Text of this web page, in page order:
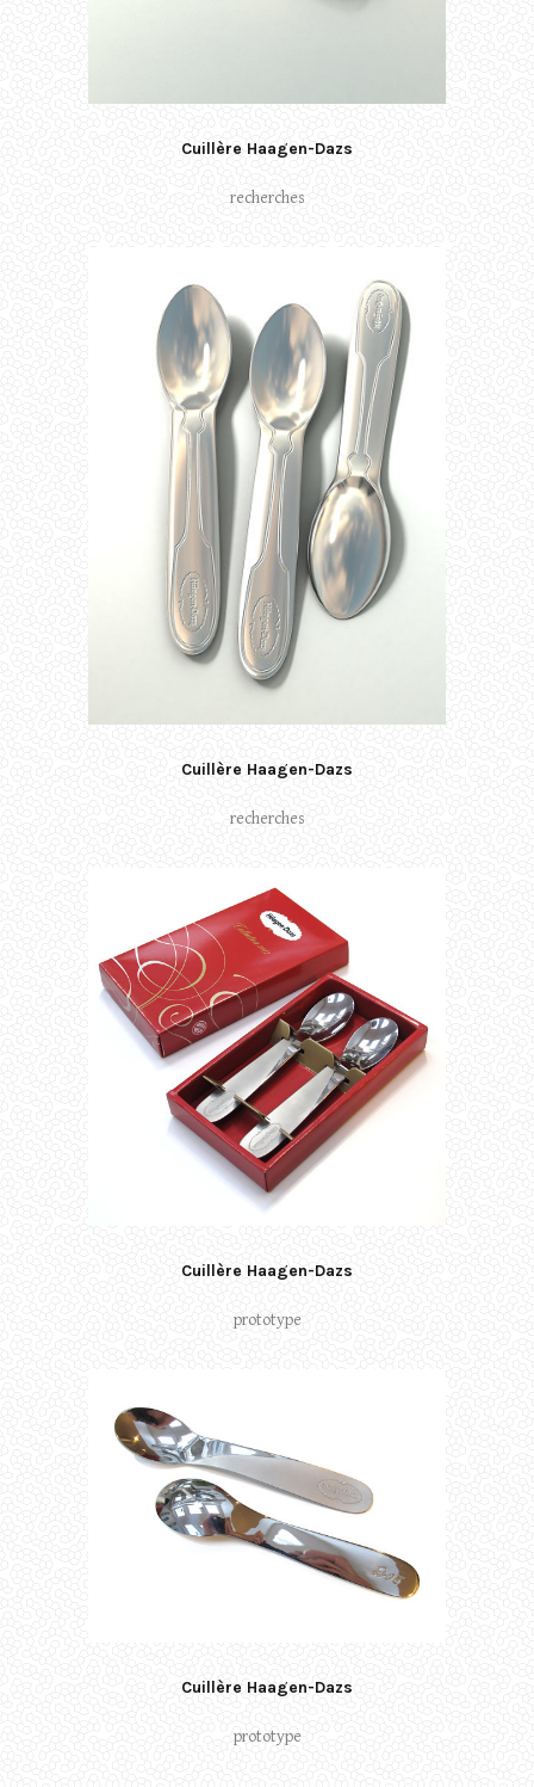
Cuillère Haagen-Dazs
recherches
Cuillère Haagen-Dazs
recherches
Cuillère Haagen-Dazs
prototype
Cuillère Haagen-Dazs
prototype